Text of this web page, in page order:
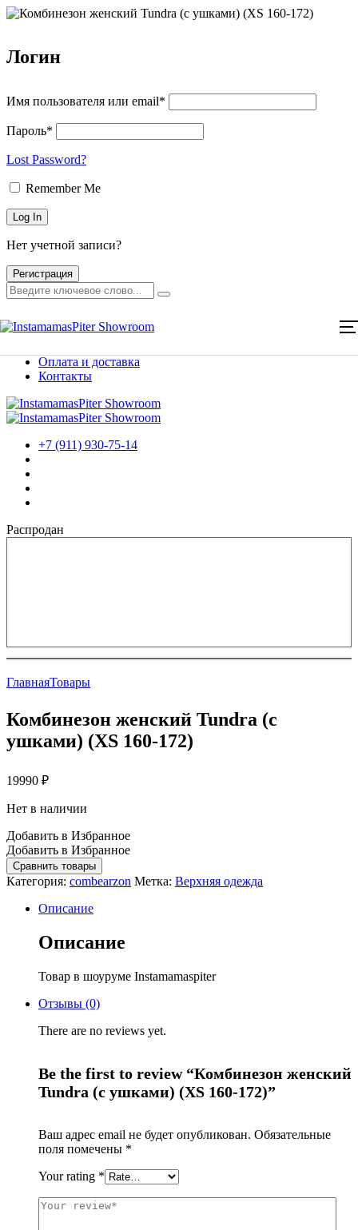
Логин
Имя пользователя или email*
Пароль*
Lost Password?
Remember Me
Нет учетной записи?
Регистрация
Оплата и доставка
Каталог товаров
Оплата и доставка
Контакты
+7 (911) 930-75-14
Распродан
ГлавнаяТовары
Комбинезон женский Tundra (с
ушками) (XS 160-172)
19990 ₽
Нет в наличии
Добавить в Избранное
Добавить в Избранное
Сравнить товары
Категория: combearzon Метка: Верхняя одежда
Описание
Описание
Товар в шоуруме Instamamaspiter
Отзывы (0)
There are no reviews yet.
Be the first to review “Комбинезон женский
Tundra (с ушками) (XS 160-172)”
Ваш адрес email не будет опубликован. Обязательные
поля помечены *
Your rating *